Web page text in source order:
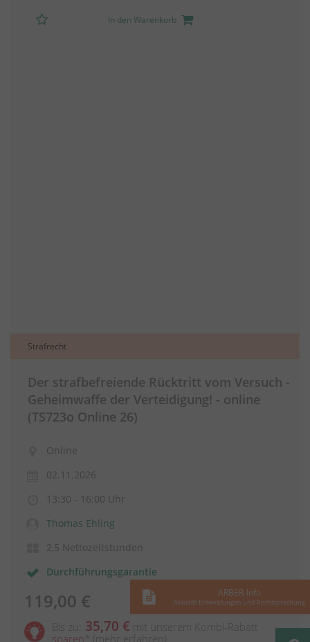
In den Warenkorb
Strafrecht
Der strafbefreiende Rücktritt vom Versuch -
Geheimwaffe der Verteidigung! - online
(TS723o Online 26)
Online
02.11.2026
13:30 - 16:00 Uhr
Thomas Ehling
2,5 Nettozeitstunden
Durchführungsgarantie
119,00 €
Bis zu: 35,70 € mit unserem Kombi-Rabatt
sparen
(mehr erfahren)
ARBER-Info
Aktuelle Entwicklungen und Rechtsprechung